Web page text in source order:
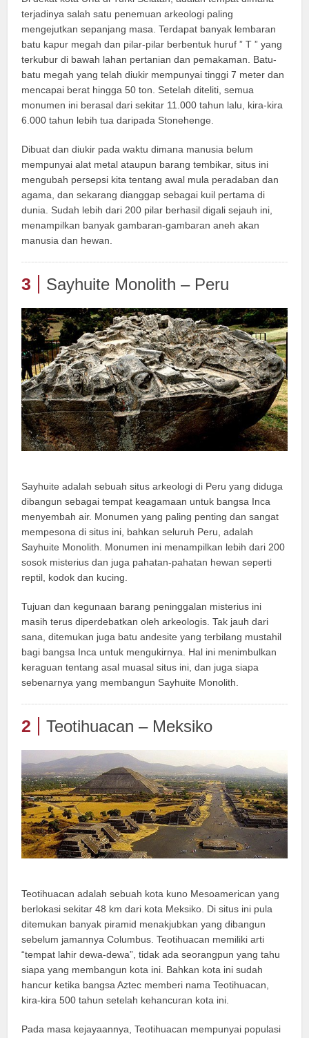
terjadinya salah satu penemuan arkeologi paling
mengejutkan sepanjang masa. Terdapat banyak lembaran
batu kapur megah dan pilar-pilar berbentuk huruf ” T ” yang
terkubur di bawah lahan pertanian dan pemakaman. Batu-
batu megah yang telah diukir mempunyai tinggi 7 meter dan
mencapai berat hingga 50 ton. Setelah diteliti, semua
monumen ini berasal dari sekitar 11.000 tahun lalu, kira-kira
6.000 tahun lebih tua daripada Stonehenge.
Dibuat dan diukir pada waktu dimana manusia belum
mempunyai alat metal ataupun barang tembikar, situs ini
mengubah persepsi kita tentang awal mula peradaban dan
agama, dan sekarang dianggap sebagai kuil pertama di
dunia. Sudah lebih dari 200 pilar berhasil digali sejauh ini,
menampilkan banyak gambaran-gambaran aneh akan
manusia dan hewan.
3 Sayhuite Monolith – Peru
Sayhuite adalah sebuah situs arkeologi di Peru yang diduga
dibangun sebagai tempat keagamaan untuk bangsa Inca
menyembah air. Monumen yang paling penting dan sangat
mempesona di situs ini, bahkan seluruh Peru, adalah
Sayhuite Monolith. Monumen ini menampilkan lebih dari 200
sosok misterius dan juga pahatan-pahatan hewan seperti
reptil, kodok dan kucing.
Tujuan dan kegunaan barang peninggalan misterius ini
masih terus diperdebatkan oleh arkeologis. Tak jauh dari
sana, ditemukan juga batu andesite yang terbilang mustahil
bagi bangsa Inca untuk mengukirnya. Hal ini menimbulkan
keraguan tentang asal muasal situs ini, dan juga siapa
sebenarnya yang membangun Sayhuite Monolith.
2 Teotihuacan – Meksiko
Teotihuacan adalah sebuah kota kuno Mesoamerican yang
berlokasi sekitar 48 km dari kota Meksiko. Di situs ini pula
ditemukan banyak piramid menakjubkan yang dibangun
sebelum jamannya Columbus. Teotihuacan memiliki arti
“tempat lahir dewa-dewa”, tidak ada seorangpun yang tahu
siapa yang membangun kota ini. Bahkan kota ini sudah
hancur ketika bangsa Aztec memberi nama Teotihuacan,
kira-kira 500 tahun setelah kehancuran kota ini.
Pada masa kejayaannya, Teotihuacan mempunyai populasi